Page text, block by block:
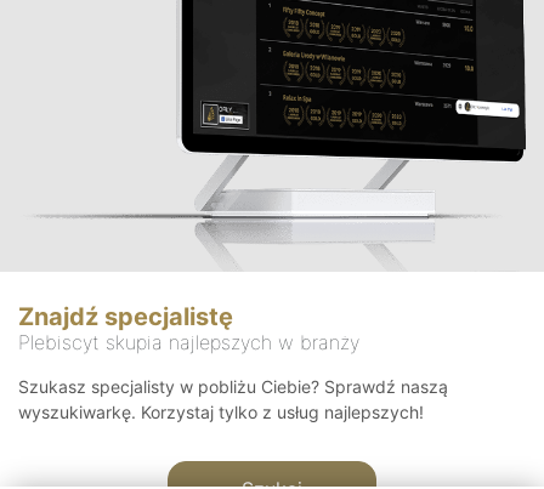
Znajdź specjalistę
Plebiscyt skupia najlepszych w branży
Szukasz specjalisty w pobliżu Ciebie? Sprawdź naszą
wyszukiwarkę. Korzystaj tylko z usług najlepszych!